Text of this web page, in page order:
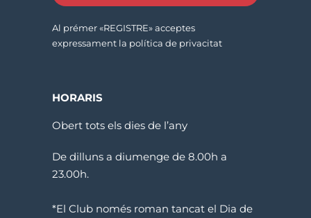
Al prémer «REGISTRE» acceptes
expressament la política de privacitat
HORARIS
Obert tots els dies de l’any
De dilluns a diumenge de 8.00h a
23.00h.
*El Club només roman tancat el Dia de